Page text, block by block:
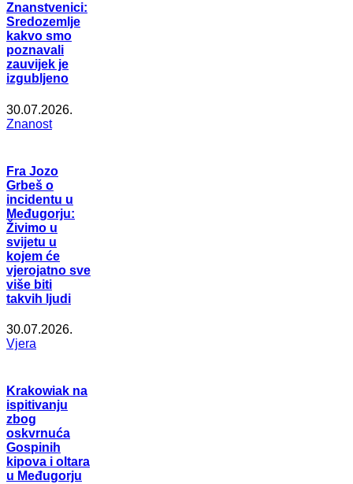
Znanstvenici:
Sredozemlje
kakvo smo
poznavali
zauvijek je
izgubljeno
30.07.2026.
Znanost
Fra Jozo
Grbeš o
incidentu u
Međugorju:
Živimo u
svijetu u
kojem će
vjerojatno sve
više biti
takvih ljudi
30.07.2026.
Vjera
Krakowiak na
ispitivanju
zbog
oskvrnuća
Gospinih
kipova i oltara
u Međugorju